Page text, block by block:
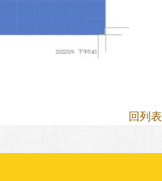
回列表